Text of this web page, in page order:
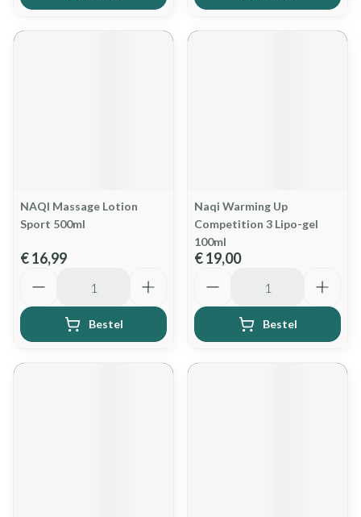
NAQI Massage Lotion
Sport 500ml
€ 16,99
Bestel
Naqi Warming Up
Competition 3 Lipo-gel
100ml
€ 19,00
Bestel